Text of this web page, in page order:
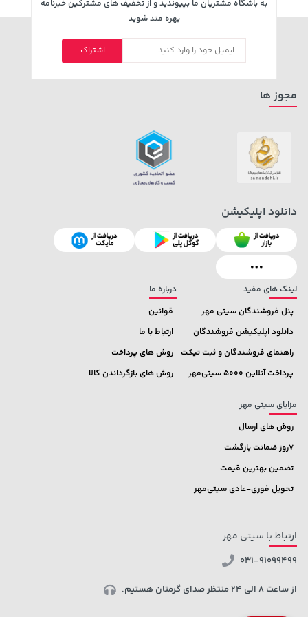
خرید
103,580,000 تومان خرید
1,509,000 تومان
1,959,000
به باشگاه مشتریان ما بپیوندید و از تخفیف های مشترکین خبرنامه
بهره مند شوید
اشتراک
لینک های مفید
پنل فروشندگان سیتی مهر
دانلود اپلیکیشن فروشندگان
راهنمای فروشندگان و ثبت تیکت
پرداخت آنلاین 5000 سیتی‌مهر
درباره ما
قوانین
ارتباط با ما
روش های پرداخت
روش های بازگرداندن کالا
مزایای سیتی مهر
روش های ارسال
7روز ضمانت بازگشت
تضمین بهترین قیمت
تحویل فوری-عادی سیتی‌مهر
مجوز ها
دانلود اپلیکیشن
ارتباط با سیتی مهر
031-91099499
از ساعت 8 الی 24 منتظر صدای گرمتان هستیم.